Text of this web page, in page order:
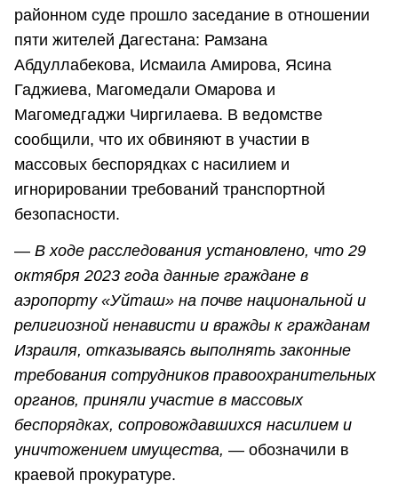
районном суде прошло заседание в отношении
пяти жителей Дагестана: Рамзана
Абдуллабекова, Исмаила Амирова, Ясина
Гаджиева, Магомедали Омарова и
Магомедгаджи Чиргилаева. В ведомстве
сообщили, что их обвиняют в участии в
массовых беспорядках с насилием и
игнорировании требований транспортной
безопасности.
— В ходе расследования установлено, что 29
октября 2023 года данные граждане в
аэропорту «Уйташ» на почве национальной и
религиозной ненависти и вражды к гражданам
Израиля, отказываясь выполнять законные
требования сотрудников правоохранительных
органов, приняли участие в массовых
беспорядках, сопровождавшихся насилием и
уничтожением имущества, — обозначили в
краевой прокуратуре.